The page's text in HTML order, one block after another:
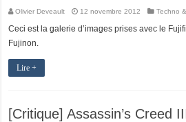
Olivier Deveault 12 novembre 2012 Techno
Ceci est la galerie d’images prises avec le
Fujinon.
Lire +
[Critique] Assassin’s Creed